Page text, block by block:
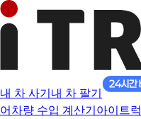
내 차 사기 내 차 팔기
어 차량 수입 계산기 아이트럭